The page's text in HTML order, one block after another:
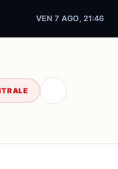
VEN 7 AGO, 21:46